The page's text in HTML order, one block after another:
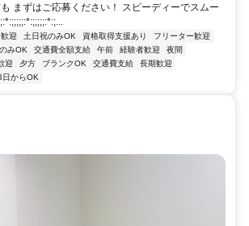
まずはご応募ください！ スピーディーでスムー
迎 土日祝のみOK 資格取得支援あり
フリーター歓迎
みOK 交通費全額支給 午前 経験者歓迎
夜間
迎 夕方 ブランクOK 交通費支給
長期歓迎
日からOK